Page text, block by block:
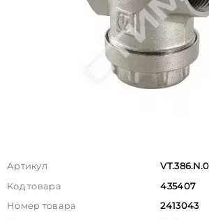
Артикул
Код товара
435407
Номер товара
2413043